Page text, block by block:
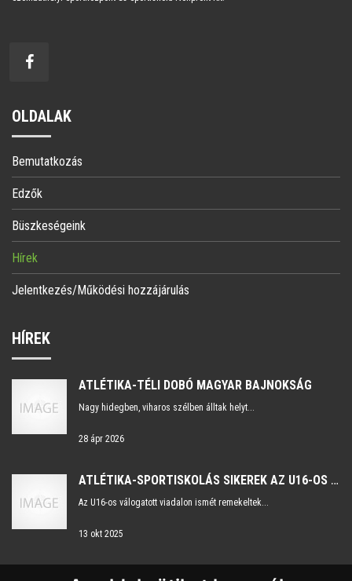
OLDALAK
Bemutatkozás
Edzők
Büszkeségeink
Hírek
Jelentkezés/Működési hozzájárulás
HÍREK
ATLÉTIKA-TÉLI DOBÓ MAGYAR BAJNOKSÁG
Nagy hidegben, viharos szélben álltak helyt...
28 ápr 2026
ATLÉTIKA-SPORTISKOLÁS SIKEREK AZ U16-OS VÁLOGATOTT VIADALON
Az U16-os válogatott viadalon ismét remekeltek...
13 okt 2025